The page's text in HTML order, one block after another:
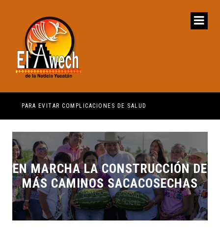
PARA EVITAR COMPLICACIONES DE SALUD
EN MARCHA LA CONSTRUCCIÓN DE
MÁS CAMINOS SACACOSECHAS